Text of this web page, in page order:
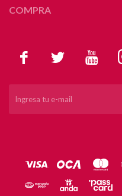
  
COMPRA